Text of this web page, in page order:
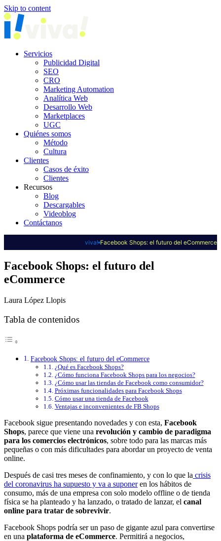
Skip to content
Servicios
Publicidad Digital
SEO
CRO
Marketing Automation
Analítica Web
Desarrollo Web
Marketplaces
UGC
Quiénes somos
Método
Cultura
Clientes
Casos de éxito
Clientes
Recursos
Blog
Descargables
Videoblog
Contáctanos
viva! Facebook Shops: el futuro del eCommerce
Facebook Shops: el futuro del
eCommerce
Laura López Llopis
Tabla de contenidos
Facebook Shops: el futuro del eCommerce
¿Qué es Facebook Shops?
¿Cómo funciona Facebook Shops para los negocios?
¿Cómo usar las tiendas de Facebook como consumidor?
Próximas funcionalidades para Facebook Shops
Cómo usar una tienda de Facebook
Ventajas e inconvenientes de FB Shops
Facebook sigue presentando novedades y con esta, Facebook
Shops, parece que viene una revolución y cambio de paradigma
para los comercios electrónicos, sobre todo para las marcas más
pequeñas o con más dificultades para abordar un proyecto de venta
online.
Después de casi tres meses de confinamiento, y con lo que la crisis
del coronavirus ha supuesto y va a suponeren los hábitos de
consumo, más de una empresa con solo modelo offline o de tienda
física se ha planteado y ha lanzado, o tratado de lanzar, el canal
online para tratar de sobrevivir.
Facebook Shops podría ser un paso de gigante azul para convertirse
en una plataforma de eCommerce. Permitirá a negocios,